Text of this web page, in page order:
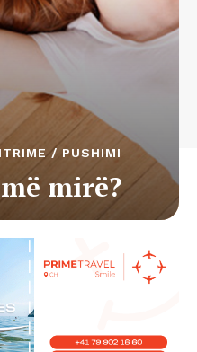
/ PUSHIMI
mirë?